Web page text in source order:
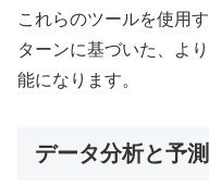
これらのツールを使用
ターンに基づいた、よ
能になります。
データ分析と予